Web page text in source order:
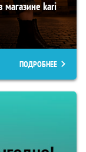
магазине kari
ПОДРОБНЕЕ